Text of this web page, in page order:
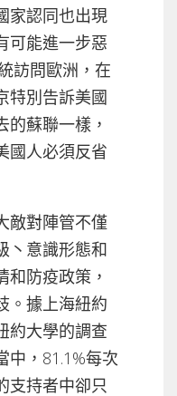
家認同也出現
可能進一步惡
訪問歐洲，在
特別告訴美國
的蘇聯一樣，
國人必須反省
敵對陣管不僅
丶意識形態和
和防疫政策，
。據上海紐約
約大學的調查
中，81.1%每次
支持者中卻只